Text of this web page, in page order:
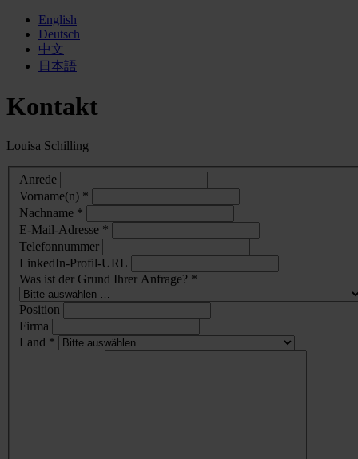
English
Deutsch
中文
日本語
Kontakt
Louisa Schilling
Anrede
Vorname(n) *
Nachname *
E-Mail-Adresse *
Telefonnummer
LinkedIn-Profil-URL
Was ist der Grund Ihrer Anfrage? *
Position
Firma
Land *